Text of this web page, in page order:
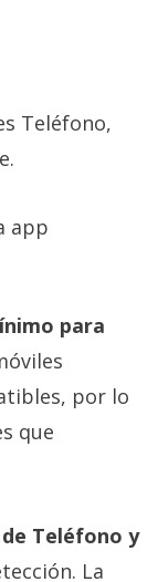
Teléfono,
app
para
por lo
que
Teléfono y
La